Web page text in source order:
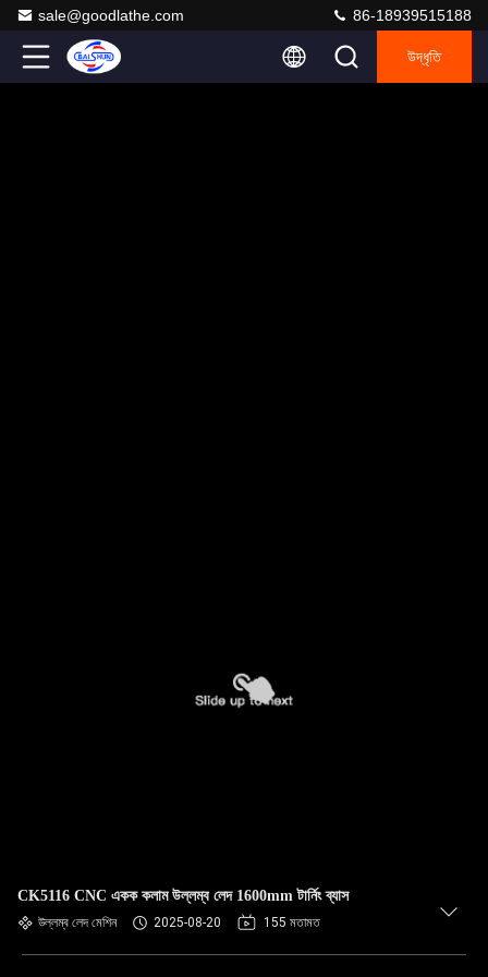
sale@goodlathe.com 86-18939515188
উদ্ধৃতি
CK5116 CNC একক কলাম উল্লম্ব লেদ 1600mm টার্নিং ব্যাস
উল্লম্ব লেদ মেশিন 2025-08-20 155 মতামত